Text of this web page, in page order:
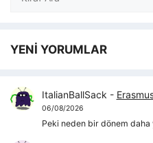
YENİ YORUMLAR
ItalianBallSack -
06/08/2026
Peki neden bir dönem daha